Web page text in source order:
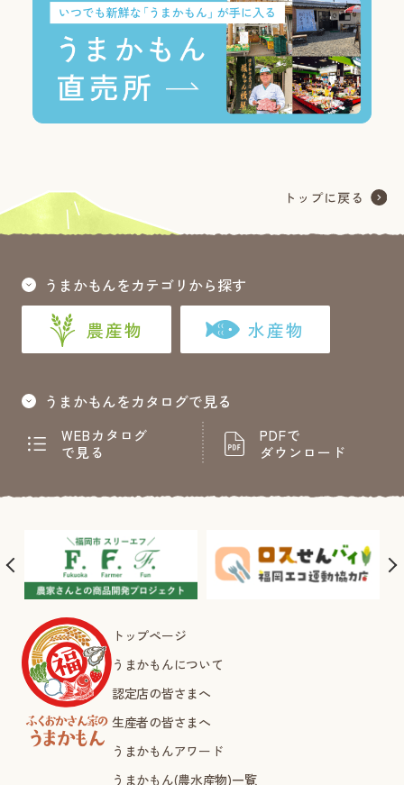
うまかもんをカテゴリから探す
農産物 水産物
うまかもんをカタログで見る
WEBカタログ
で見る
PDFで
ダウンロード
トップページ
うまかもんについて
認定店の皆さまへ
生産者の皆さまへ
うまかもんアワード
うまかもん(農水産物)一覧